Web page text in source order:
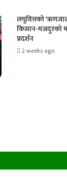
लघुवित्तको
किसान-मजदुरको
प्रदर्शन
2 weeks ago